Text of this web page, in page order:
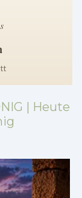
| Heute